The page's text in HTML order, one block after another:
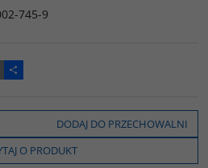
745-9
P
o
z
e
l
s
DODAJ DO PRZECHOWALNI
O PRODUKT